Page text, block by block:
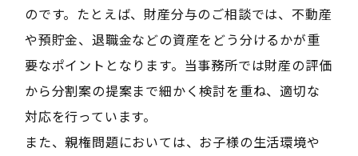
のです。たとえば、財産分与のご相談では、不動産
や預貯金、退職金などの資産をどう分けるかが重
要なポイントとなります。当事務所では財産の評価
から分割案の提案まで細かく検討を重ね、適切な
対応を行っています。
また、親権問題においては、お子様の生活環境や